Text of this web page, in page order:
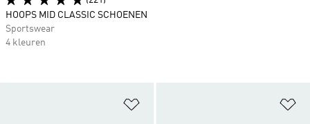
HOOPS MID CLASSIC SCHOENEN
Sportswear
4 kleuren